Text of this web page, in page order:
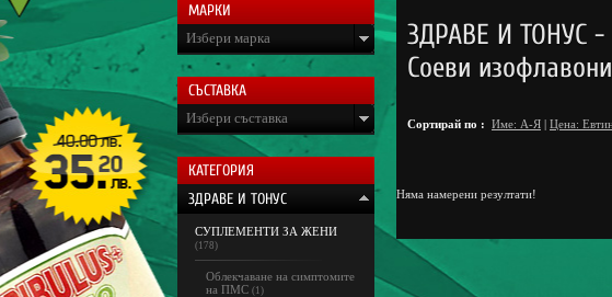
МАРКИ
Избери марка
СЪСТАВКА
Избери съставка
КАТЕГОРИЯ
ЗДРАВЕ И ТОНУС
СУПЛЕМЕНТИ ЗА ЖЕНИ
(178)
Облекчаване на симптомите
на ПМС (1)
ЗДРАВЕ И ТОНУС -
Соеви изофлавони
Сортирай по : Име: А-Я | Цена:
Няма намерени резултати!